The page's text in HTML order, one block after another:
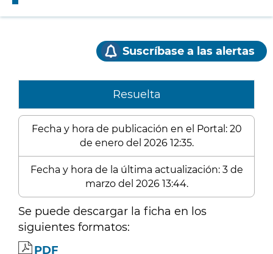
Suscríbase a las alertas
Resuelta
Fecha y hora de publicación en el Portal: 20
de enero del 2026 12:35.
Fecha y hora de la última actualización: 3 de
marzo del 2026 13:44.
Se puede descargar la ficha en los
siguientes formatos:
PDF